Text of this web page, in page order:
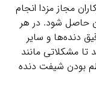
مجاز مزدا انجام
حاصل شود. در هر
دنده‌ها و سایر
تا مشکلاتی مانند
بودن شیفت دنده